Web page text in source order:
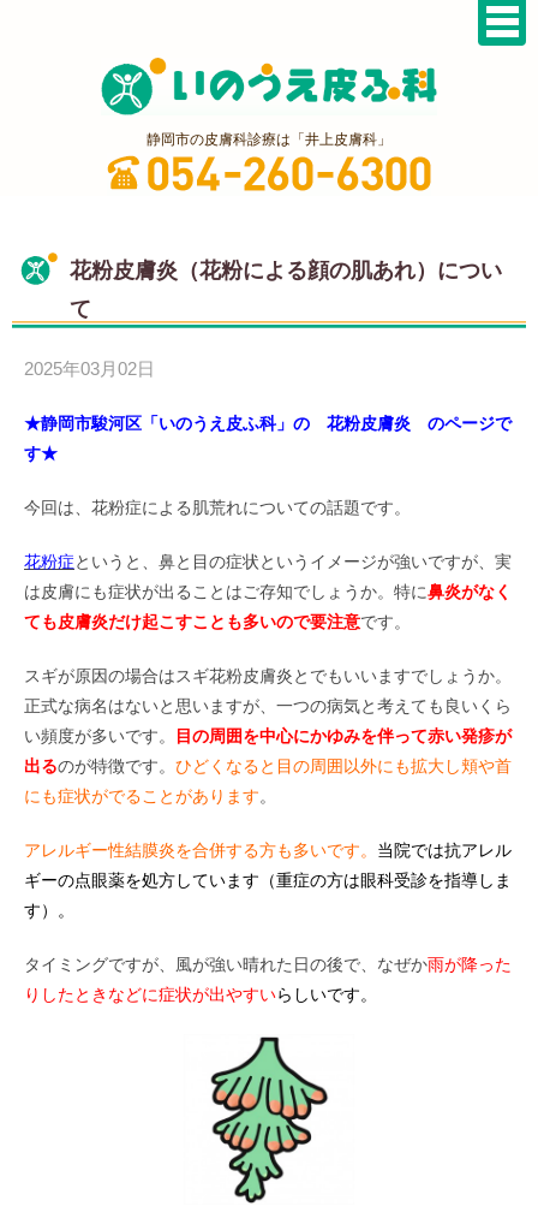
静岡市の皮膚科診療は「井上皮膚科」
花粉皮膚炎（花粉による顔の肌あれ）につい
て
2025年03月02日
★静岡市駿河区「いのうえ皮ふ科」の 花粉皮膚炎 のページで
す★
今回は、花粉症による肌荒れについての話題です。
花粉症というと、鼻と目の症状というイメージが強いですが、実
は皮膚にも症状が出ることはご存知でしょうか。特に鼻炎がなく
ても皮膚炎だけ起こすことも多いので要注意です。
スギが原因の場合はスギ花粉皮膚炎とでもいいますでしょうか。
正式な病名はないと思いますが、一つの病気と考えても良いくら
い頻度が多いです。
目の周囲を中心にかゆみを伴って赤い発疹が
出るのが特徴です。 ひどくなると目の周囲以外にも拡大し頬や首
にも症状がでることがあります。
アレルギー性結膜炎を合併する方も多いです。 当院では抗アレル
ギーの点眼薬を処方しています（重症の方は眼科受診を指導しま
す）。
タイミングですが、風が強い晴れた日の後で、なぜか雨が降った
りしたときなどに症状が出やすいらしいです。